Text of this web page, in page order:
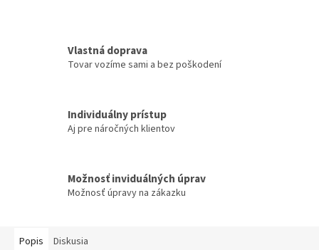
Vlastná doprava
Tovar vozíme sami a bez poškodení
Individuálny prístup
Aj pre náročných klientov
Možnosť inviduálných úprav
Možnosť úpravy na zákazku
Popis Diskusia